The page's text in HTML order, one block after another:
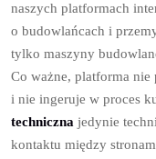
naszych platformach
o budowlańcach i
tylko maszyny
Co ważne, platforma
i nie ingeruje w proces
techniczna jedynie
kontaktu między